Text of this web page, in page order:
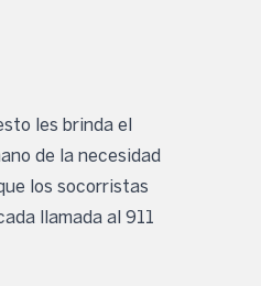
les brinda el
de la necesidad
los socorristas
llamada al 911